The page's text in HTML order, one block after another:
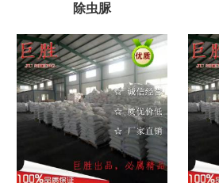
除虫脲